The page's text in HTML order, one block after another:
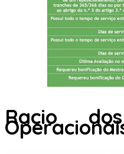
Racio